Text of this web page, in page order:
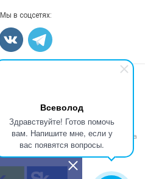
Всеволод
Здравствуйте! Готов помочь
вам. Напишите мне, если у
вас появятся вопросы.
объявлений
Мы в соцсетях:
12+ Все права защищены.
размещенной на данном сайте,
размещении активной гиперссылки на
grainboard.ru